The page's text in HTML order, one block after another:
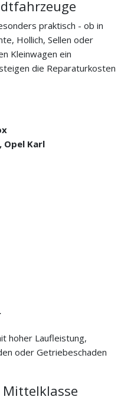
praktisch - ob in
Hollich, Sellen oder
Kleinwagen ein
die Reparaturkosten
Opel Karl
hoher Laufleistung,
oder Getriebeschaden